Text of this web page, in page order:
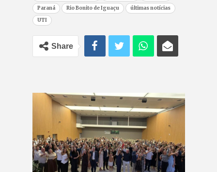
Paraná
Rio Bonito de Iguaçu
últimas notícias
UTI
Share